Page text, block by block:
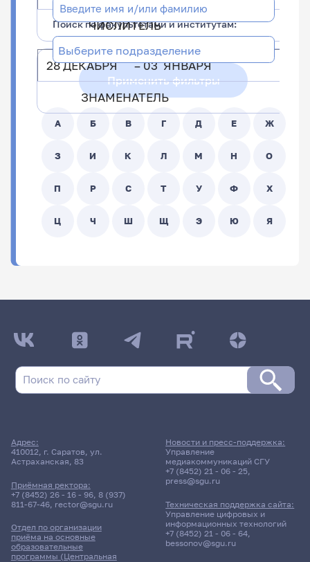
ЧИСЛИТЕЛЬ
28 ДЕКАБРЯ – 03 ЯНВАРЯ
ЗНАМЕНАТЕЛЬ
Поиск по факультетами и институтам:
Применить фильтры
А Б В Г Д Е Ж
З И К Л М Н О
П Р С Т У Ф Х
Ц Ч Ш Щ Э Ю Я
Адрес:
410012, г. Саратов, ул.
Астраханская, 83
Приёмная ректора:
+7 (8452) 26 - 16 - 96, 8 (937)
811-67-46, rector@sgu.ru
Отдел по организации
приёма на основные
образовательные
программы (Центральная
Новости и пресс-поддержка:
Управление
медиакоммуникаций СГУ
+7 (8452) 21 - 06 - 25,
press@sgu.ru
Техническая поддержка сайта:
Управление цифровых и
информационных технологий
+7 (8452) 21 - 06 - 64,
bessonov@sgu.ru